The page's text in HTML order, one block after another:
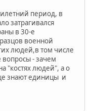
период, в
затрагивался
в 30-е
военной
людей,в том числе
- зачем
"костях людей", а о
знают единицы и